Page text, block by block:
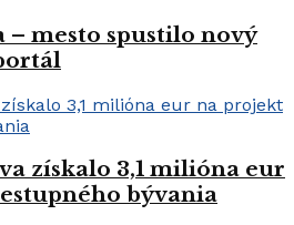
– mesto spustilo nový
získalo 3,1 milióna eur
bývania